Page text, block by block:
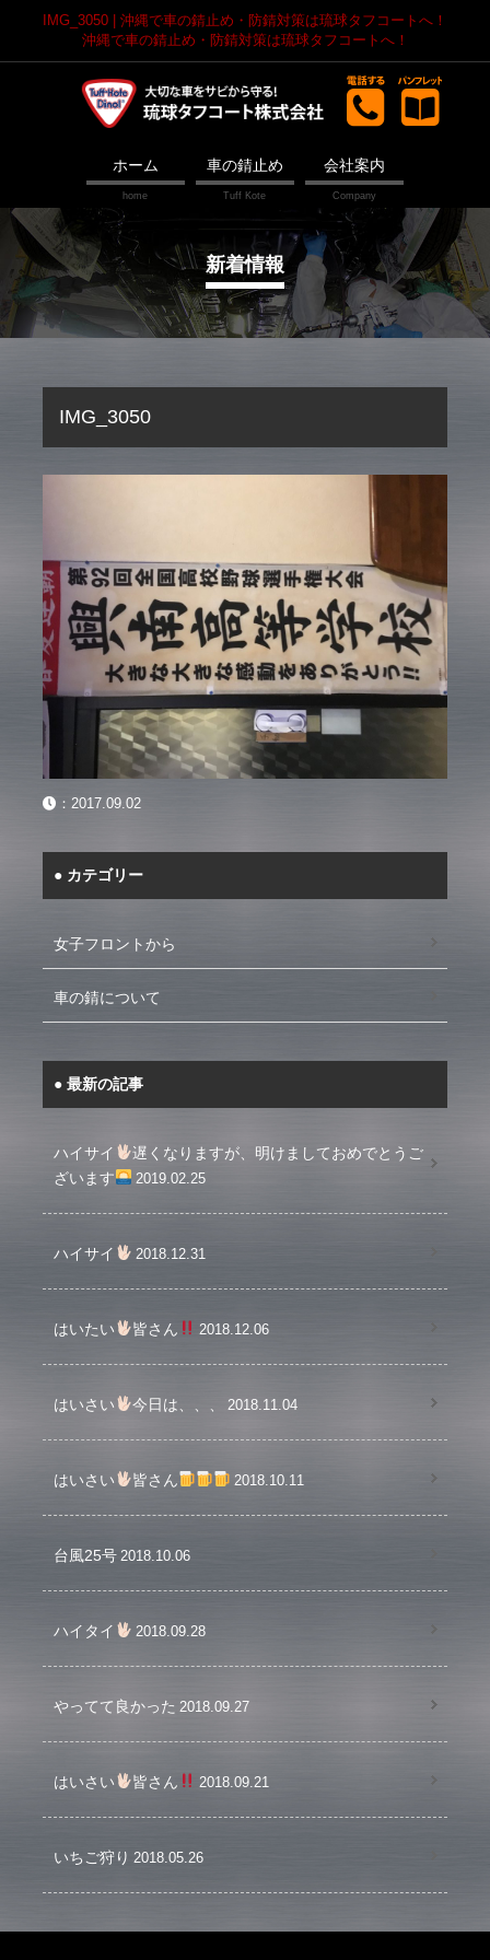
IMG_3050 | 沖縄で車の錆止め・防錆対策は琉球タフコートへ！
沖縄で車の錆止め・防錆対策は琉球タフコートへ！
ホーム 車の錆止め 会社案内
新着情報
IMG_3050
： 2017.09.02
カテゴリー
女子フロントから
車の錆について
最新の記事
ハイサイ
遅くなりますが、明けましておめでとうご
ざいます
2019.02.25
ハイサイ 2018.12.31
はいたい 皆さん 2018.12.06
はいさい 今日は、、、 2018.11.04
はいさい 皆さん 2018.10.11
台風25号 2018.10.06
ハイタイ 2018.09.28
やってて良かった 2018.09.27
はいさい 皆さん 2018.09.21
いちご狩り 2018.05.26